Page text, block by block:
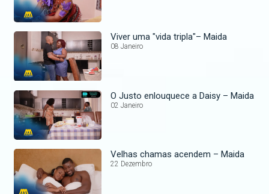
Viver uma "vida tripla"– Maida
08 Janeiro
O Justo enlouquece a Daisy – Maida
02 Janeiro
Velhas chamas acendem – Maida
22 Dezembro